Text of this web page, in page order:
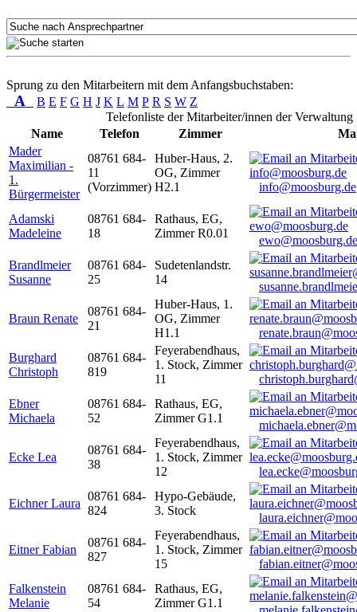
Sprung zu den Mitarbeitern mit dem Anfangsbuchstaben:
A B E F G H J K L M P R S W Z
Telefonliste der Mitarbeiter/innen der Verwaltung
Name
Telefon Zimmer
Mader
Maximilian -
1.
Bürgermeister
08761 684-
11
(Vorzimmer)
Huber-Haus, 2.
OG, Zimmer
H2.1
info@moosburg.de
Adamski
Madeleine
08761 684-
18
Rathaus, EG,
Zimmer R0.01
ewo@moosburg.de
Brandlmeier
Susanne
08761 684-
25
Sudetenlandstr.
14
Braun Renate
08761 684-
21
Huber-Haus, 1.
OG, Zimmer
H1.1
Burghard
Christoph
08761 684-
819
Feyerabendhaus,
1. Stock, Zimmer
11
Ebner
Michaela
08761 684-
52
Rathaus, EG,
Zimmer G1.1
Ecke Lea
08761 684-
38
Feyerabendhaus,
1. Stock, Zimmer
12
Eichner Laura
08761 684-
824
Hypo-Gebäude,
3. Stock
Eitner Fabian
08761 684-
827
Feyerabendhaus,
1. Stock, Zimmer
15
Falkenstein
Melanie
08761 684-
54
Rathaus, EG,
Zimmer G1.1